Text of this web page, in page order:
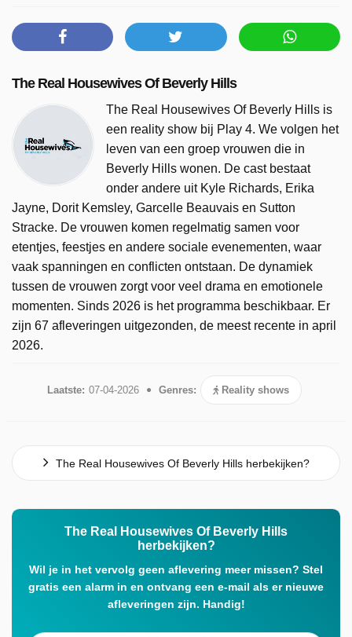
The Real Housewives Of Beverly Hills
The Real Housewives Of Beverly Hills is
een reality show bij Play 4. We volgen het
leven van een groep vrouwen die in
Beverly Hills wonen. De cast bestaat
onder andere uit Kyle Richards, Erika
Jayne, Dorit Kemsley, Garcelle Beauvais en Sutton
Stracke. De vrouwen komen regelmatig samen voor
etentjes, feestjes en andere sociale evenementen, waar
vaak spanningen en conflicten ontstaan. De dynamiek
tussen de vrouwen zorgt voor veel drama en emotionele
momenten. Sinds 2026 is het programma beschikbaar. Er
zijn 67 afleveringen uitgezonden, de meest recente in april
2026.
Laatste: 07-04-2026 Genres: Reality shows
The Real Housewives Of Beverly Hills herbekijken?
The Real Housewives Of Beverly Hills
herbekijken?
Wil je in het vervolg geen aflevering meer missen? Stel
gratis een alarm in en ontvang een e-mail als er nieuwe
afleveringen zijn. Handig!